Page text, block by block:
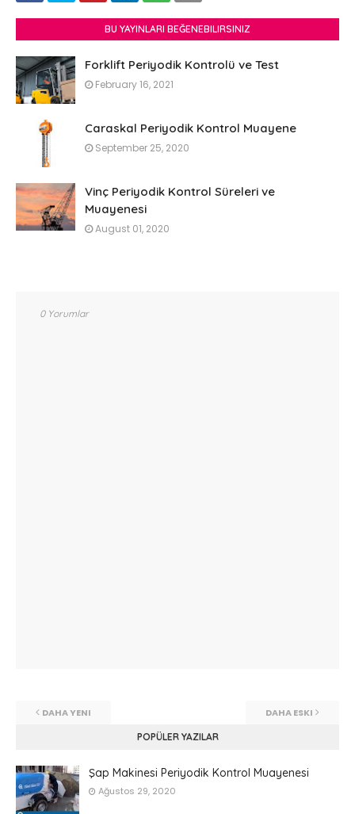
BU YAYINLARI BEĞENEBILIRSINIZ
Forklift Periyodik Kontrolü ve Test
February 16, 2021
Caraskal Periyodik Kontrol Muayene
September 25, 2020
Vinç Periyodik Kontrol Süreleri ve
Muayenesi
August 01, 2020
0 Yorumlar
DAHA YENI DAHA ESKI
POPÜLER YAZILAR
Şap Makinesi Periyodik Kontrol Muayenesi
Ağustos 29, 2020